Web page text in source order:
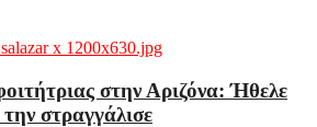
στην Αριζόνα: Ήθελε
στραγγάλισε